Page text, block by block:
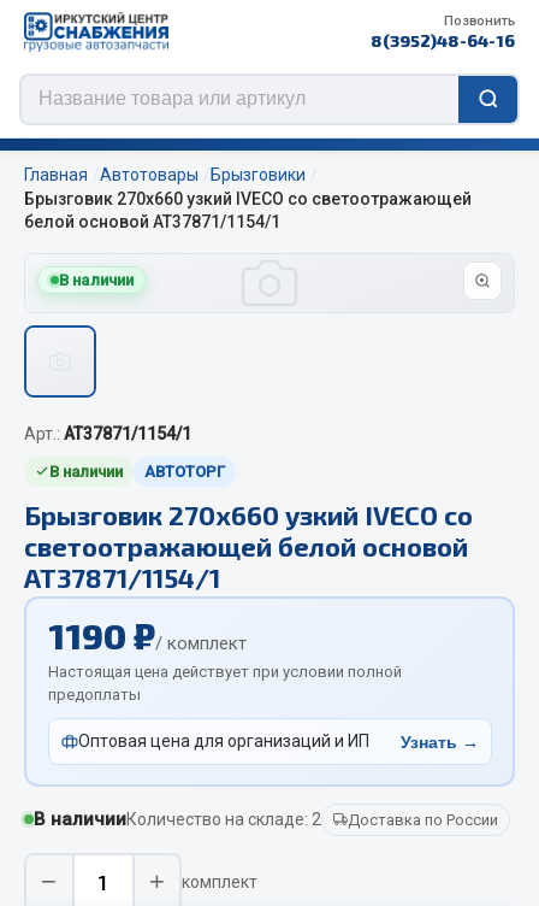
Позвонить
8(3952)48-64-16
ЦЕПИ РОССИЯ
Изготовление цепей на колеса BOHU
QITONG
Весь раздел
Отопители салона, подогреватели
Жидкостные подогреватели
Отопители салона
Подогреватели тосола
Весь раздел
Главная Автотовары
Брызговики
Брызговик 270х660 узкий IVECO со светоотражающей
белой основой АТ37871/1154/1
В наличии
Арт.: AT37871/1154/1
В наличии АВТОТОРГ
Брызговик 270х660 узкий IVECO со
светоотражающей белой основой
АТ37871/1154/1
1190 ₽/ комплект
Настоящая цена действует при условии полной
предоплаты
Оптовая цена для организаций и ИП Узнать →
В наличииКоличество на складе: 2 Доставка по России
− + комплект